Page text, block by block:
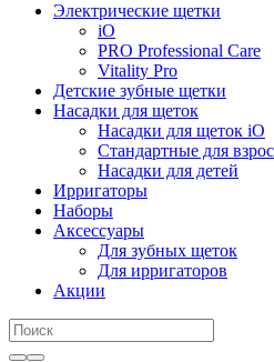
Электрические щетки
iO
PRO Professional Care
Vitality Pro
Детские зубные щетки
Насадки для щеток
Насадки для щеток iO
Стандартные для
Насадки для детей
Ирригаторы
Наборы
Аксессуары
Для зубных щеток
Для ирригаторов
Акции